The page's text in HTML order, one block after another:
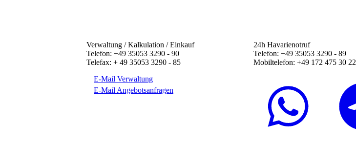
Verwaltung / Kalkulation / Einkauf
Telefon: +49 35053 3290 - 90
Telefax: + 49 35053 3290 - 85
E-Mail Verwaltung
E-Mail Angebotsanfragen
24h Havarienotruf
Telefon: +49 35053 3290 - 89
Mobiltelefon: +49 172 475 30 22